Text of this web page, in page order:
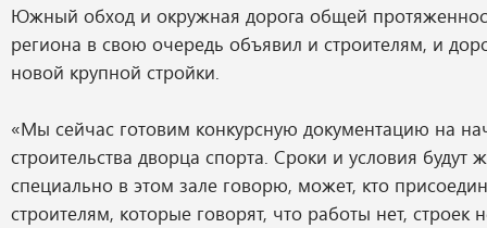
Южный обход и окружная дорога общей
региона в свою очередь объявил и строителям, и
новой крупной стройки.
«Мы сейчас готовим конкурсную документацию на
строительства дворца спорта. Сроки и условия будут
специально в этом зале говорю, может, кто
строителям, которые говорят, что работы нет, строек